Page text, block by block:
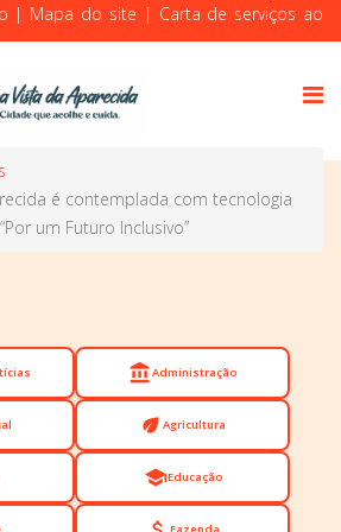
| Mapa do site | Carta de serviços ao
é contemplada com tecnologia
um Futuro Inclusivo”
account_balanceAdministração
eco Agricultura
schoolEducação